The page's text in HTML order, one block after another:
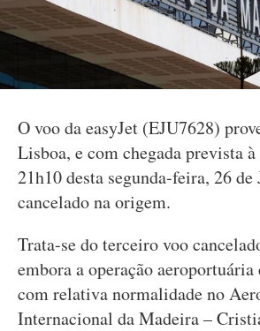
O voo da easyJet (EJU7628)
Lisboa, e com chegada prevista
21h10 desta segunda-feira, 26 de
cancelado na origem.
Trata-se do terceiro voo
embora a operação
com relativa normalidade no
Internacional da Madeira –